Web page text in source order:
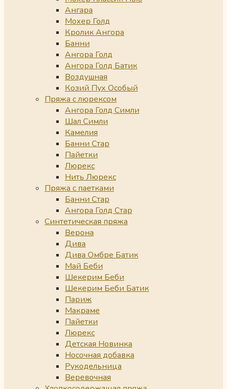
Ангара
Мохер Голд
Кролик Ангора
Банни
Ангора Голд
Ангора Голд Батик
Воздушная
Козий Пух Особый
Пряжа с люрексом
Ангора Голд Симли
Шал Симли
Камелия
Банни Стар
Пайетки
Люрекс
Нить Люрекс
Пряжа с паетками
Банни Стар
Ангора Голд Стар
Синтетическая пряжа
Верона
Дива
Дива Омбре Батик
Май Беби
Шекерим Беби
Шекерим Беби Батик
Париж
Макраме
Пайетки
Люрекс
Детская Новинка
Носочная добавка
Рукодельница
Веревочная